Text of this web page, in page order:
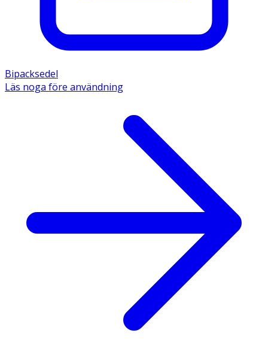
Bipacksedel
Läs noga före användning